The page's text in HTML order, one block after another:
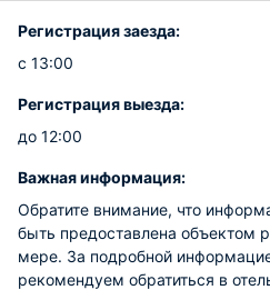
Регистрация заезда:
с 13:00
Регистрация выезда:
до 12:00
Важная информация:
Обратите внимание, что
быть предоставлена объектом
мере. За подробной
рекомендуем обратиться в